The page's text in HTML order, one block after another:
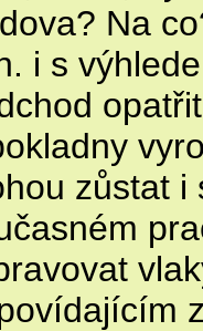
Na
i s
zůstat i